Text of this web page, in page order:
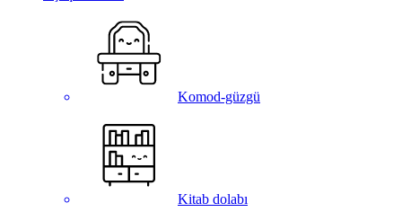
Komod-güzgü
Kitab dolabı